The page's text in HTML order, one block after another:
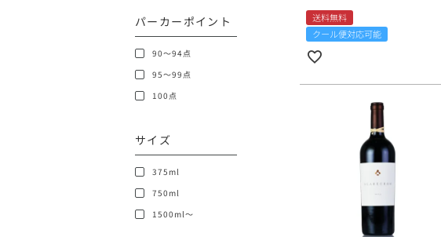
サロン
パーカーポイント
90～94点
95～99点
100点
サイズ
375ml
750ml
1500ml～
送料無料
クール便対応可能